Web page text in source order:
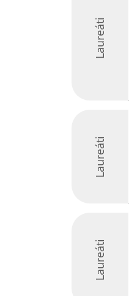
Laureáti
Laureáti
Laureáti